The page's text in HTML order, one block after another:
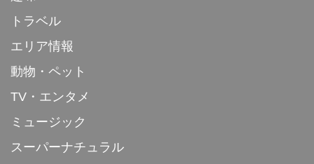
トラベル
エリア情報
動物・ペット
TV・エンタメ
ミュージック
スーパーナチュラル